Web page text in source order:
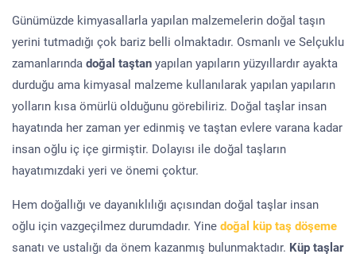
Günümüzde kimyasallarla yapılan malzemelerin doğal taşın
yerini tutmadığı çok bariz belli olmaktadır. Osmanlı ve Selçuklu
zamanlarında doğal taştan yapılan yapıların yüzyıllardır ayakta
durduğu ama kimyasal malzeme kullanılarak yapılan yapıların
yolların kısa ömürlü olduğunu görebiliriz. Doğal taşlar insan
hayatında her zaman yer edinmiş ve taştan evlere varana kadar
insan oğlu iç içe girmiştir. Dolayısı ile doğal taşların
hayatımızdaki yeri ve önemi çoktur.
Hem doğallığı ve dayanıklılığı açısından doğal taşlar insan
oğlu için vazgeçilmez durumdadır. Yine doğal küp taş döşeme
sanatı ve ustalığı da önem kazanmış bulunmaktadır. Küp taşlar